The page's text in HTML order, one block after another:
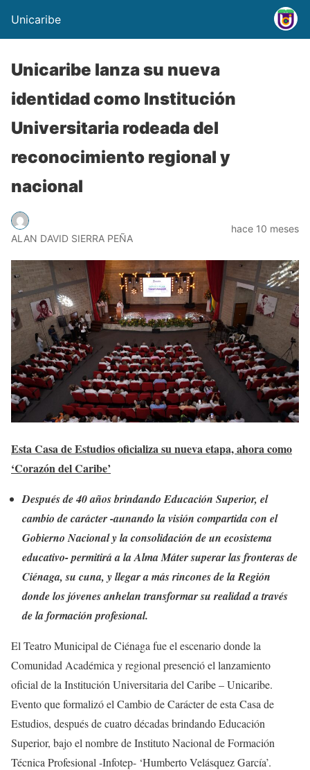
Unicaribe
Unicaribe lanza su nueva
identidad como Institución
Universitaria rodeada del
reconocimiento regional y
nacional
ALAN DAVID SIERRA PEÑA
hace 10 meses
Esta Casa de Estudios oficializa su nueva etapa, ahora como
‘Corazón del Caribe’
Después de 40 años brindando Educación Superior, el
cambio de carácter -aunando la visión compartida con el
Gobierno Nacional y la consolidación de un ecosistema
educativo- permitirá a la Alma Máter superar las fronteras de
Ciénaga, su cuna, y llegar a más rincones de la Región
donde los jóvenes anhelan transformar su realidad a través
de la formación profesional.
El Teatro Municipal de Ciénaga fue el escenario donde la
Comunidad Académica y regional presenció el lanzamiento
oficial de la Institución Universitaria del Caribe – Unicaribe.
Evento que formalizó el Cambio de Carácter de esta Casa de
Estudios, después de cuatro décadas brindando Educación
Superior, bajo el nombre de Instituto Nacional de Formación
Técnica Profesional -Infotep- ‘Humberto Velásquez García’.